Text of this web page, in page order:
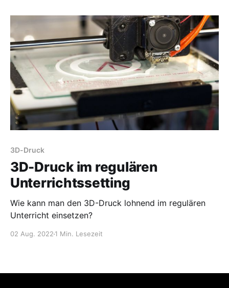
Lernende anbietet, … inklusive Settings sind bei aller
Normalität weiterhin eine Herausforderung für
Lehrende. Besonders hilfreich kann der Einsatz und
die Kombination analoger und digitaler
3D-Druck
3D-Druck im regulären
Unterrichtssetting
Wie kann man den 3D-Druck lohnend im regulären
Unterricht einsetzen?
02 Aug. 2022 1 Min. Lesezeit